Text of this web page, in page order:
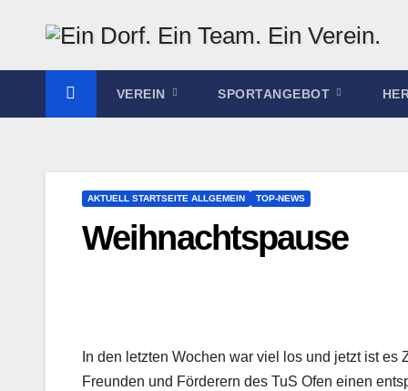
springen
VEREIN SPORTANGEBOT
AKTUELL STARTSEITE ALLGEMEIN TOP-NEWS
Weihnachtspause
In den letzten Wochen war viel los und jetzt ist
Freunden und Förderern des TuS Ofen einen